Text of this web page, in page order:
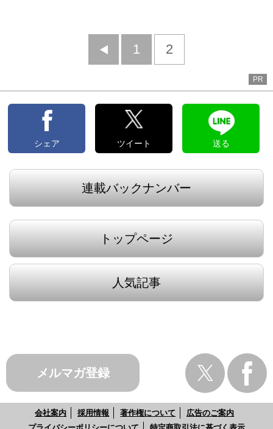
前
1 2
PR
シェア ツイート 送る
連載バックナンバー
トップページ
人気記事
メルマガ登録
会社案内 採用情報 著作権について
広告のご案内